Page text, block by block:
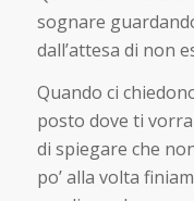
sognare
dall’attesa di non
Quando ci
posto dove ti
di spiegare che
po’ alla volta